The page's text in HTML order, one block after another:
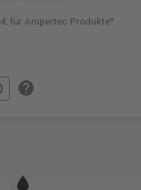
für Ampertec Produkte*
help